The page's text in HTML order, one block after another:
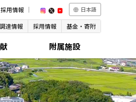
採用情報 日本語
達情報 採用情報 基金・寄附
附属施設